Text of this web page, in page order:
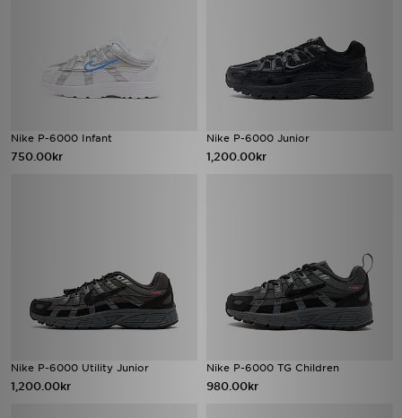
Nike P-6000 Infant
750.00kr
Nike P-6000 Junior
1,200.00kr
Nike P-6000 Utility Junior
1,200.00kr
Nike P-6000 TG Children
980.00kr